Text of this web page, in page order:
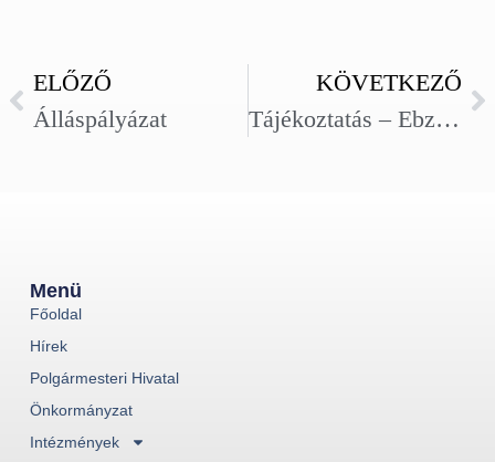
ELŐZŐ
Álláspályázat
KÖVETKEZŐ
Tájékoztatás – Ebzárlat, legeltetési tilalom, rókák veszettség elleni vakcinázása miatt
Menü
Főoldal
Hírek
Polgármesteri Hivatal
Önkormányzat
Intézmények